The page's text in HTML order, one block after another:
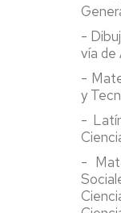
-
vía de
-
y
-
-